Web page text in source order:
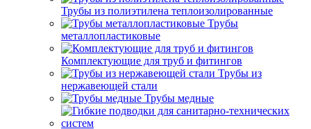
Трубы из полиэтилена теплоизолированные
Трубы
металлопластиковые
Комплектующие для труб и фитингов
Трубы из
нержавеющей стали
Трубы медные